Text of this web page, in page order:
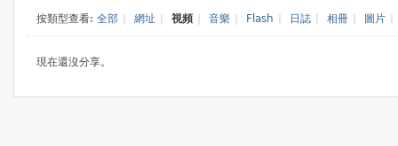
按類型查看: 全部 網址 視頻 音樂 Flash 日誌 相冊 圖片
現在還沒分享。